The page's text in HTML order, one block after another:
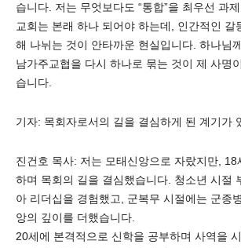
습니다. 저는 무엇보다도 “통합”을 최우선 과
교회는 본래 하나 되어야 하는데, 인간적인 갈
해 나뉘는 것이 안타까운 현실입니다. 하나님
남가주교협을 다시 하나로 묶는 것이 제 사명
습니다.
기자: 목회자로서의 길을 결심하게 된 계기가
진건호 목사: 저는 모태신앙으로 자랐지만, 18
하며 목회의 길을 결심했습니다. 청소년 시절
아 리더십을 경험했고, 군복무 시절에는 군종
앙의 깊이를 더했습니다.
20세에 본격적으로 신학을 공부하며 사역을